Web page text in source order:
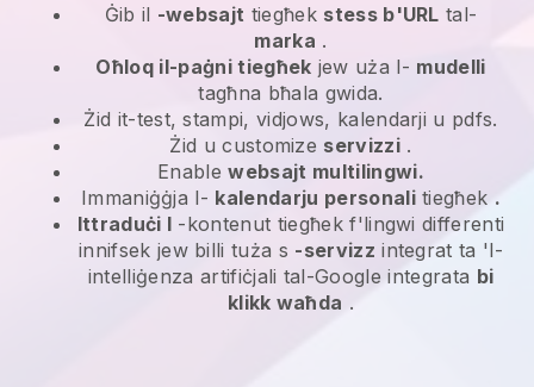
Ġib il -websajt tiegħek stess b'URL tal-
marka .
Oħloq il-paġni tiegħek jew uża l- mudelli
tagħna bħala gwida.
Żid it-test, stampi, vidjows, kalendarji u pdfs.
Żid u customize servizzi .
Enablewebsajt multilingwi.
Immaniġġja l- kalendarju personalitiegħek .
Ittraduċi l -kontenut tiegħek f'lingwi differenti
innifsek jew billi tuża s -servizz integrat ta 'l-
intelliġenza artifiċjali tal-Google integrata bi
klikk waħda .